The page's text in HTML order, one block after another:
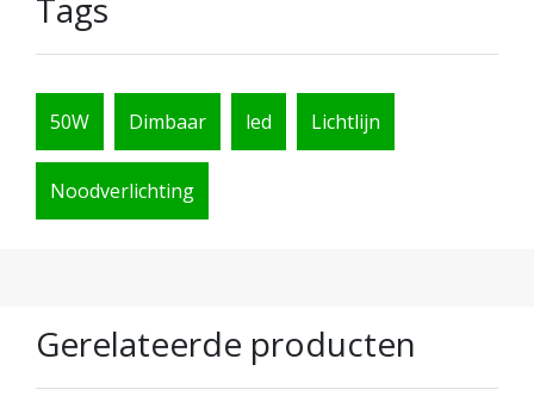
Tags
50W Dimbaar led Lichtlijn
Noodverlichting
Gerelateerde producten